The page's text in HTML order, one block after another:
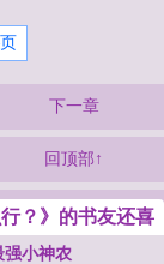
下一章
回顶部↑
？》的书友还喜
强小神农